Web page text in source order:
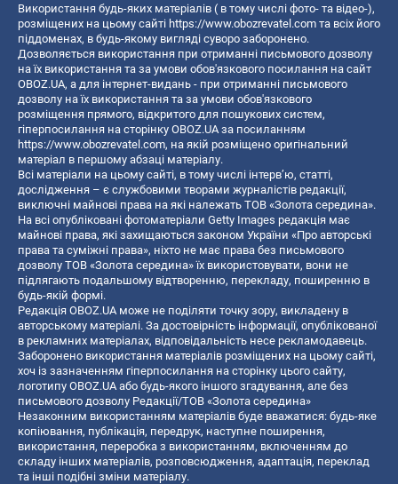
Використання будь-яких матеріалів ( в тому числі фото- та відео-),
розміщених на цьому сайті https://www.obozrevatel.com та всіх його
піддоменах, в будь-якому вигляді суворо заборонено.
Дозволяється використання при отриманні письмового дозволу
на їх використання та за умови обов'язкового посилання на сайт
OBOZ.UA, а для інтернет-видань - при отриманні письмового
дозволу на їх використання та за умови обов'язкового
розміщення прямого, відкритого для пошукових систем,
гіперпосилання на сторінку OBOZ.UA за посиланням
https://www.obozrevatel.com, на якій розміщено оригінальний
матеріал в першому абзаці матеріалу.
Всі матеріали на цьому сайті, в тому числі інтерв’ю, статті,
дослідження – є службовими творами журналістів редакції,
виключні майнові права на які належать ТОВ «Золота середина».
На всі опубліковані фотоматеріали Getty Images редакція має
майнові права, які захищаються законом України «Про авторські
права та суміжні права», ніхто не має права без письмового
дозволу ТОВ «Золота середина» їх використовувати, вони не
підлягають подальшому відтворенню, перекладу, поширенню в
будь-якій формі.
Редакція OBOZ.UA може не поділяти точку зору, викладену в
авторському матеріалі. За достовірність інформації, опублікованої
в рекламних матеріалах, відповідальність несе рекламодавець.
Заборонено використання матеріалів розміщених на цьому сайті,
хоч із зазначенням гіперпосилання на сторінку цього сайту,
логотипу OBOZ.UA або будь-якого іншого згадування, але без
письмового дозволу Редакції/ТОВ «Золота середина»
Незаконним використанням матеріалів буде вважатися: будь-яке
копiювання, публiкацiя, передрук, наступне поширення,
використання, переробка з використанням, включенням до
складу інших матеріалів, розповсюдження, адаптація, переклад
та інші подібні зміни матеріалу.